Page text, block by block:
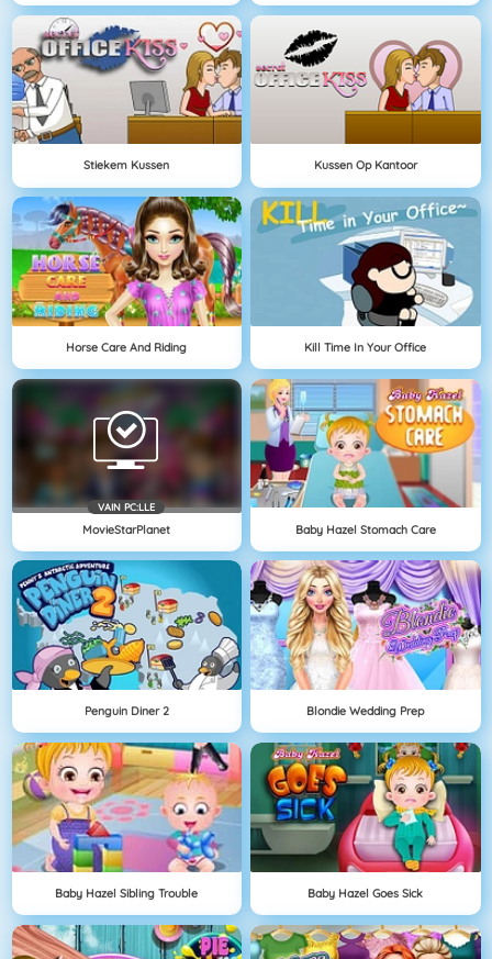
Stiekem Kussen Kussen Op Kantoor
Horse Care And Riding Kill Time In Your Office
VAIN PC:LLE
MovieStarPlanet Baby Hazel Stomach Care
Penguin Diner 2 Blondie Wedding Prep
Baby Hazel Sibling Trouble Baby Hazel Goes Sick